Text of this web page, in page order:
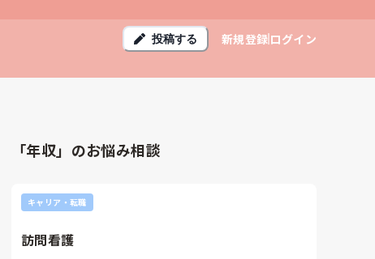
投稿する 新規登録ログイン
「年収」のお悩み相談
キャリア・転職
訪問看護